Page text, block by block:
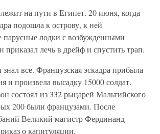
на пути в Египет. 20 июня, когда
подошла к острову, к ней
парусные лодки с возбужденными
лечь в дрейф и спустить трап.
все. Французская эскадра прибыла
и произвела высадку 15000 солдат.
состоял из 332 рыцарей Мальтийского
200 были французами. После
Великий магистр Фердинанд
о капитуляции.